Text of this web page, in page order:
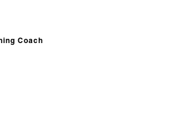
Coach